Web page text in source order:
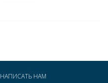
НАПИСАТЬ НАМ